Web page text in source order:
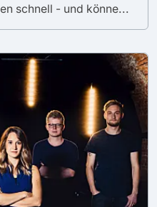
schnell - und könne...